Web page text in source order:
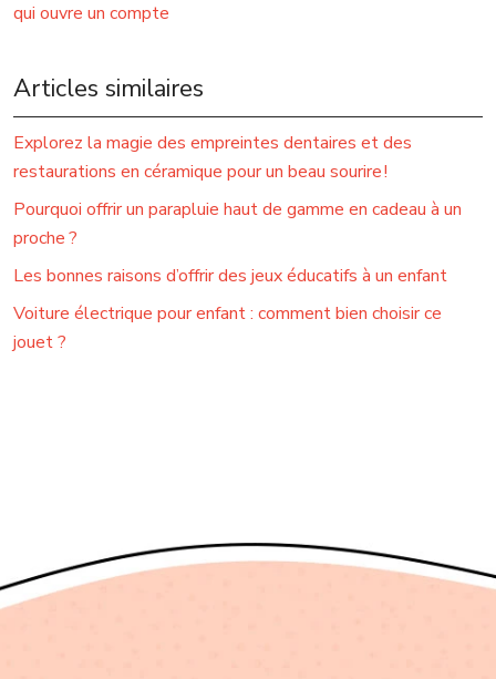
qui ouvre un compte
Articles similaires
Explorez la magie des empreintes dentaires et des
restaurations en céramique pour un beau sourire !
Pourquoi offrir un parapluie haut de gamme en cadeau à un
proche ?
Les bonnes raisons d’offrir des jeux éducatifs à un enfant
Voiture électrique pour enfant : comment bien choisir ce
jouet ?